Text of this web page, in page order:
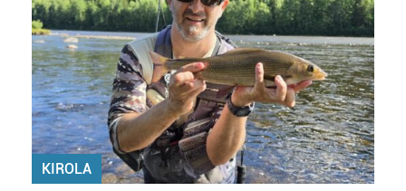
KIROLA